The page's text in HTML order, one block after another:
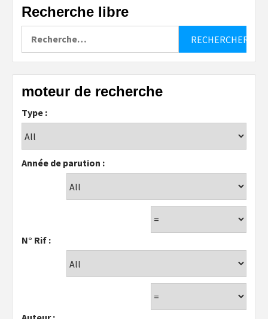
Recherche libre
moteur de recherche
Type :
Année de parution :
N° Rif :